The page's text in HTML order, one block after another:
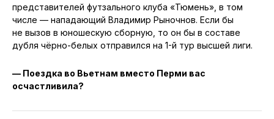
представителей футзального клуба «Тюмень», в том
числе — нападающий Владимир Рыночнов. Если бы
не вызов в юношескую сборную, то он бы в составе
дубля чёрно-белых отправился на 1-й тур высшей лиги.
— Поездка во Вьетнам вместо Перми вас
осчастливила?